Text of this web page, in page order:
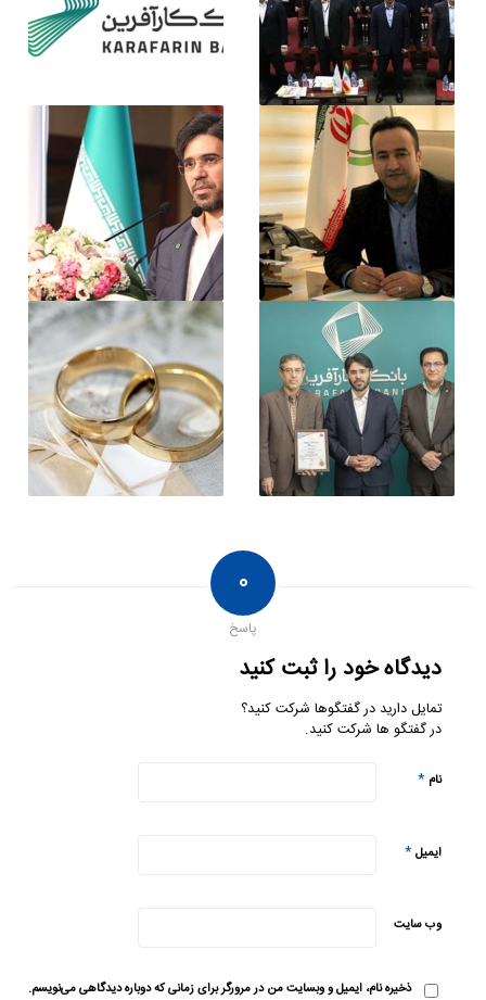
۰
پاسخ
دیدگاه خود را ثبت کنید
تمایل دارید در گفتگوها شرکت کنید؟
در گفتگو ها شرکت کنید.
نام*
ایمیل*
وب‌ سایت
ذخیره نام، ایمیل و وبسایت من در مرورگر برای زمانی که دوباره دیدگاهی می‌نویسم.